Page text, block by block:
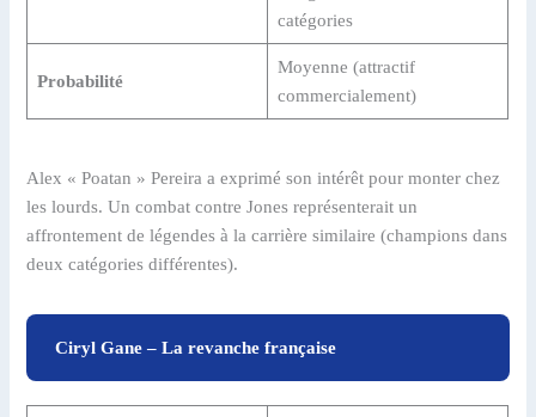
catégories
Probabilité
Moyenne (attractif
commercialement)
Alex « Poatan » Pereira a exprimé son intérêt pour monter chez
les lourds. Un combat contre Jones représenterait un
affrontement de légendes à la carrière similaire (champions dans
deux catégories différentes).
Ciryl Gane – La revanche française